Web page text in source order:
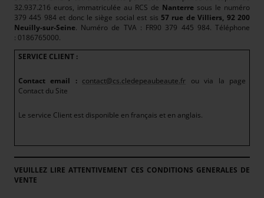
32.937.216 euros, immatriculée au RCS de Nanterre sous le numéro
379 445 984 et donc le siège social est sis 57 rue de Villiers, 92 200
Neuilly-sur-Seine. Numéro de TVA : FR90 379 445 984. Téléphone
: 0186765000.
SERVICE CLIENT :
Contact email : contact@cs.cledepeaubeaute.fr ou via la page
Contact du Site
Le service Client est disponible en français et en anglais.
VEUILLEZ LIRE ATTENTIVEMENT CES CONDITIONS GENERALES DE
VENTE